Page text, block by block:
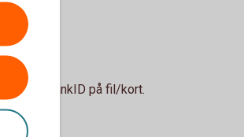
BankID på fil/kort.